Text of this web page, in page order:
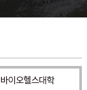
바이오헬스대학